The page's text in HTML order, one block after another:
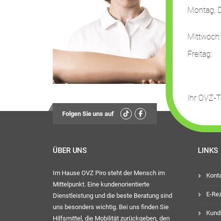
Folgen Sie uns auf
ÜBER UNS
Im Hause OVZ Piro steht der Mensch im
Mittelpunkt. Eine kundenorientierte
Dienstleistung und die beste Beratung sind
uns besonders wichtig. Bei uns finden Sie
Hilfsmittel, die Mobilität zurückgeben, den
LINKS
E-
Montag,
Mittwoch:
Ihr OVZ-